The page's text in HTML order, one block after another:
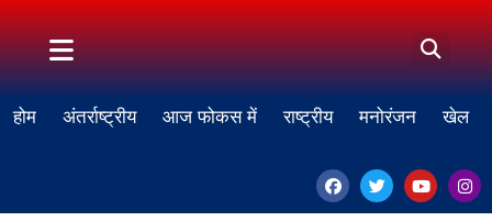
होम अंतर्राष्ट्रीय आज फोकस में राष्ट्रीय मनोरंजन खेल